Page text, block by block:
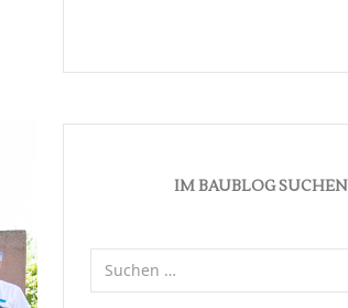
IM BAUBLOG SUCHEN
nach: